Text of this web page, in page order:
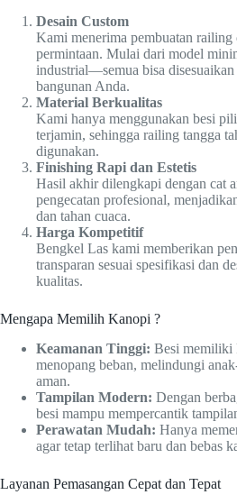
Desain Custom
Kami menerima pembuatan railing
permintaan. Mulai dari model
industrial—semua bisa disesuaikan
bangunan Anda.
Material Berkualitas
Kami hanya menggunakan besi
terjamin, sehingga railing tangga
digunakan.
Finishing Rapi dan Estetis
Hasil akhir dilengkapi dengan cat
pengecatan profesional,
dan tahan cuaca.
Harga Kompetitif
Bengkel Las kami memberikan
transparan sesuai spesifikasi dan
kualitas.
Mengapa Memilih Kanopi ?
Keamanan Tinggi: Besi memiliki
menopang beban, melindungi
aman.
Tampilan Modern: Dengan
besi mampu mempercantik
Perawatan Mudah: Hanya
agar tetap terlihat baru dan bebas
Layanan Pemasangan Cepat dan Tepat